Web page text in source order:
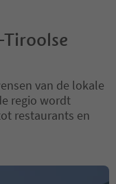
van de lokale
regio wordt
restaurants en